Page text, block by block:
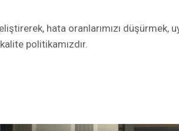
hata oranlarımızı düşürmek,
politikamızdır.